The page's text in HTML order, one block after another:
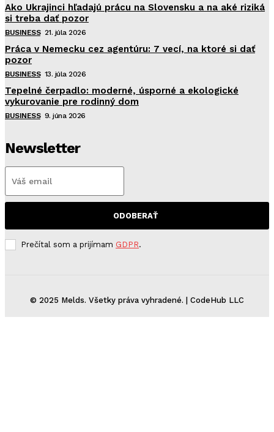
Ako Ukrajinci hľadajú prácu na Slovensku a na aké riziká
si treba dať pozor
BUSINESS 21. júla 2026
Práca v Nemecku cez agentúru: 7 vecí, na ktoré si dať
pozor
BUSINESS 13. júla 2026
Tepelné čerpadlo: moderné, úsporné a ekologické
vykurovanie pre rodinný dom
BUSINESS 9. júna 2026
Newsletter
ODOBERAŤ
Prečítal som a prijímam GDPR.
© 2025 Melds. Všetky práva vyhradené. | CodeHub LLC